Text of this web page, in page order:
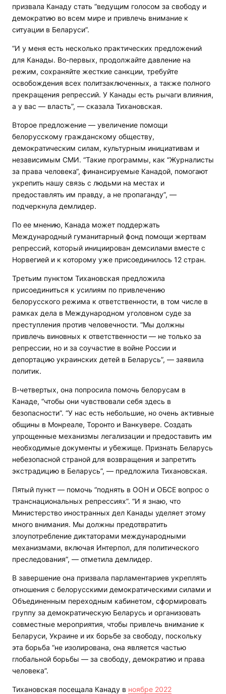
призвала Канаду стать “ведущим голосом за свободу и
демократию во всем мире и привлечь внимание к
ситуации в Беларуси”.
“И у меня есть несколько практических предложений
для Канады. Во-первых, продолжайте давление на
режим, сохраняйте жесткие санкции, требуйте
освобождения всех политзаключенных, а также полного
прекращения репрессий. У Канады есть рычаги влияния,
а у вас — власть”, — сказала Тихановская.
Второе предложение — увеличение помощи
белорусскому гражданскому обществу,
демократическим силам, культурным инициативам и
независимым СМИ. “Такие программы, как “Журналисты
за права человека“, финансируемые Канадой, помогают
укрепить нашу связь с людьми на местах и ​​
предоставлять им правду, а не пропаганду”, —
подчеркнула демлидер.
По ее мнению, Канада может поддержать
Международный гуманитарный фонд помощи жертвам
репрессий, который инициирован демсилами вместе с
Норвегией и к которому уже присоединилось 12 стран.
Третьим пунктом Тихановская предложила
присоединиться к усилиям по привлечению
белорусского режима к ответственности, в том числе в
рамках дела в Международном уголовном суде за
преступления против человечности. “Мы должны
привлечь виновных к ответственности — не только за
репрессии, но и за соучастие в войне России и
депортацию украинских детей в Беларусь”, — заявила
политик.
В-четвертых, она попросила помочь белорусам в
Канаде, “чтобы они чувствовали себя здесь в
безопасности”. “У нас есть небольшие, но очень активные
общины в Монреале, Торонто и Ванкувере. Создать
упрощенные механизмы легализации и предоставить им
необходимые документы и убежище. Признать Беларусь
небезопасной страной для возвращения и запретить
экстрадицию в Беларусь”, — предложила Тихановская.
Пятый пункт — помочь “поднять в ООН и ОБСЕ вопрос о
транснациональных репрессиях”. “И я знаю, что
Министерство иностранных дел Канады уделяет этому
много внимания. Мы должны предотвратить
злоупотребление диктаторами международными
механизмами, включая Интерпол, для политического
преследования”, — отметила демлидер.
В завершение она призвала парламентариев укреплять
отношения с белорусскими демократическими силами и
Объединенным переходным кабинетом, сформировать
группу за демократическую Беларусь и организовать
совместные мероприятия, чтобы привлечь внимание к
Беларуси, Украине и их борьбе за свободу, поскольку
эта борьба “не изолирована, она является частью
глобальной борьбы — за свободу, демократию и права
человека”.
Тихановская посещала Канаду в ноябре 2022